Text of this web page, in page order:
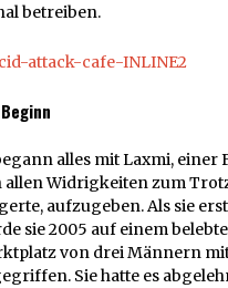
betreiben.
alles mit Laxmi, einer
allen Widrigkeiten zum
aufzugeben. Als sie
sie 2005 auf einem
von drei Männern
Sie hatte es